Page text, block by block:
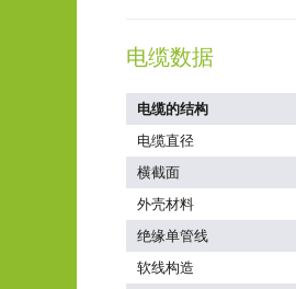
电缆数据
电缆的结构
电缆直径
横截面
外壳材料
绝缘单管线
软线构造